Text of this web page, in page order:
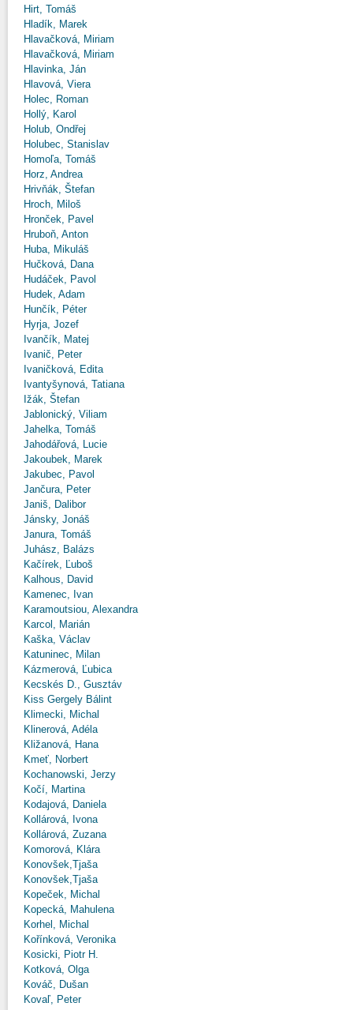
Hirt, Tomáš
Hladík, Marek
Hlavačková, Miriam
Hlavačková, Miriam
Hlavinka, Ján
Hlavová, Viera
Holec, Roman
Hollý, Karol
Holub, Ondřej
Holubec, Stanislav
Homoľa, Tomáš
Horz, Andrea
Hrivňák, Štefan
Hroch, Miloš
Hronček, Pavel
Hruboň, Anton
Huba, Mikuláš
Hučková, Dana
Hudáček, Pavol
Hudek, Adam
Hunčík, Péter
Hyrja, Jozef
Ivančík, Matej
Ivanič, Peter
Ivaničková, Edita
Ivantyšynová, Tatiana
Ižák, Štefan
Jablonický, Viliam
Jahelka, Tomáš
Jahodářová, Lucie
Jakoubek, Marek
Jakubec, Pavol
Jančura, Peter
Janiš, Dalibor
Jánsky, Jonáš
Janura, Tomáš
Juhász, Balázs
Kačírek, Ľuboš
Kalhous, David
Kamenec, Ivan
Karamoutsiou, Alexandra
Karcol, Marián
Kaška, Václav
Katuninec, Milan
Kázmerová, Ľubica
Kecskés D., Gusztáv
Kiss Gergely Bálint
Klimecki, Michal
Klinerová, Adéla
Kližanová, Hana
Kmeť, Norbert
Kochanowski, Jerzy
Kočí, Martina
Kodajová, Daniela
Kollárová, Ivona
Kollárová, Zuzana
Komorová, Klára
Konovšek,Tjaša
Konovšek,Tjaša
Kopeček, Michal
Kopecká, Mahulena
Korhel, Michal
Kořínková, Veronika
Kosicki, Piotr H.
Kotková, Olga
Kováč, Dušan
Kovaľ, Peter